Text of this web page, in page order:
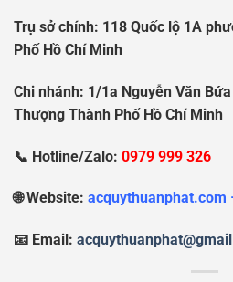
Trụ sởchính: 118 Quốc lộ 1A ph
PhốHồ Chí Minh
Chi nhánh: 1/1a Nguyễn Văn Bứa
Thượng Thành PhốHồ Chí Minh
📞 Hotline/Zalo: 0979 999 326
🌐 Website: acquythuanphat.com
📧 Email: